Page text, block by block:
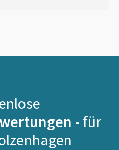
- für